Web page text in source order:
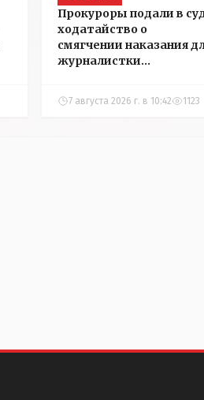
Прокуроры подали в
ходатайство о
смягчении наказания
журналистки
7 августа 2026 г. в 10:42 1123